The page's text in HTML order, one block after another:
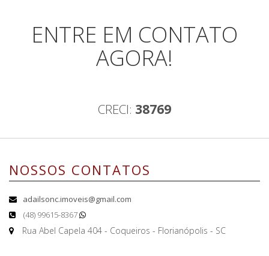
ENTRE EM CONTATO
AGORA!
CRECI: 38769
NOSSOS CONTATOS
adailsonc.imoveis@gmail.com
(48) 99615-8367
Rua Abel Capela 404 - Coqueiros - Florianópolis - SC